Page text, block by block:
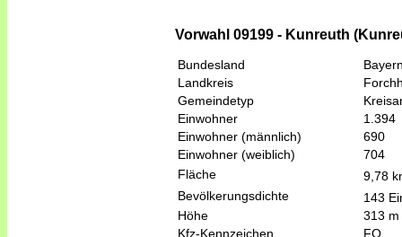
Vorwahl 09199 - Kunreuth
Bundesland
Landkreis
Gemeindetyp
Einwohner
1.394
Einwohner (männlich)
690
Einwohner (weiblich)
704
Fläche
9,78
Bevölkerungsdichte
143
Höhe
313 m
Kfz-Kennzeichen
FO